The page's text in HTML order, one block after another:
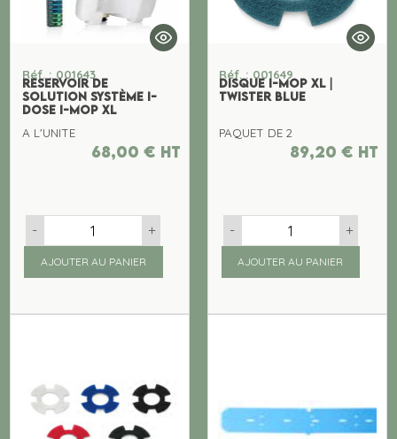
Réf. : 001643
RESERVOIR DE
SOLUTION SYSTÈME I-
DOSE I-MOP XL
A L'UNITE
68,00 € ht
- +
AJOUTER AU PANIER
Réf. : 001649
DISQUE I-MOP XL |
TWISTER BLUE
PAQUET DE 2
89,20 € ht
- +
AJOUTER AU PANIER